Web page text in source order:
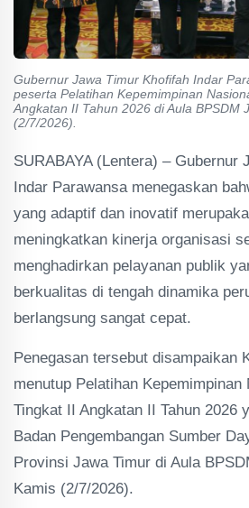
Gubernur Jawa Timur Khofifah Indar
peserta Pelatihan Kepemimpinan
Angkatan II Tahun 2026 di Aula BPSDM
(2/7/2026).
SURABAYA (Lentera) – Gubernur
Indar Parawansa menegaskan
yang adaptif dan inovatif
meningkatkan kinerja organisasi
menghadirkan pelayanan publik
berkualitas di tengah dinamika
berlangsung sangat cepat.
Penegasan tersebut disampaikan
menutup Pelatihan Kepemimpinan
Tingkat II Angkatan II Tahun 2026
Badan Pengembangan Sumber
Provinsi Jawa Timur di Aula
Kamis (2/7/2026).